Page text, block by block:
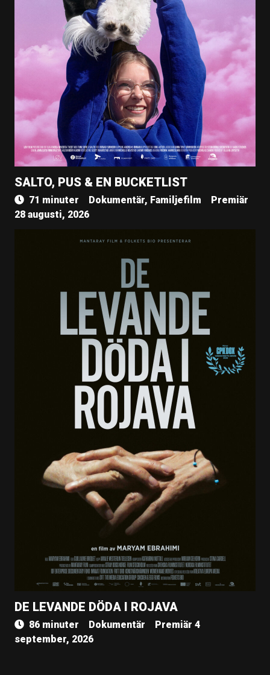
SALTO, PUS & EN BUCKETLIST
71 minuter Dokumentär, Familjefilm
Premiär
28 augusti, 2026
DE LEVANDE DÖDA I ROJAVA
86 minuter Dokumentär
Premiär 4
september, 2026